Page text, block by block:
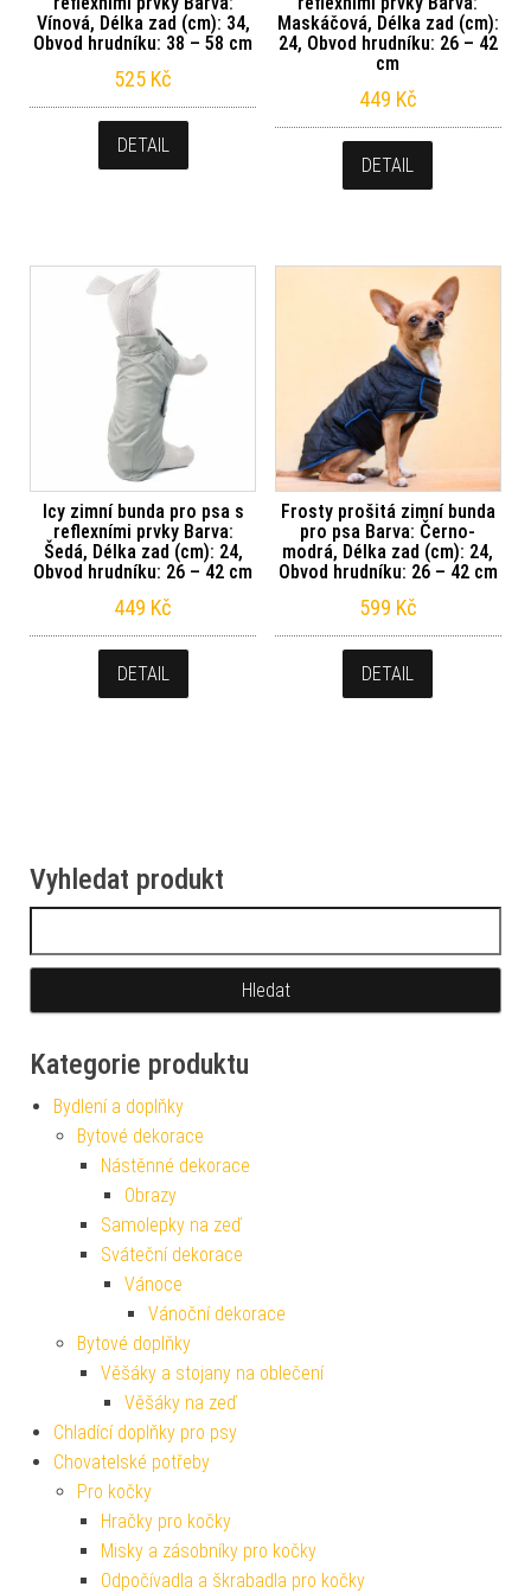
Vínová, Délka zad (cm): 34,
Obvod hrudníku: 38 – 58 cm
525 Kč
DETAIL
Maskáčová, Délka zad (cm):
24, Obvod hrudníku: 26 – 42
cm
449 Kč
DETAIL
Icy zimní bunda pro psa s
reflexními prvky Barva:
Šedá, Délka zad (cm): 24,
Obvod hrudníku: 26 – 42 cm
449 Kč
DETAIL
Frosty prošitá zimní bunda
pro psa Barva: Černo-
modrá, Délka zad (cm): 24,
Obvod hrudníku: 26 – 42 cm
599 Kč
DETAIL
Vyhledat produkt
Kategorie produktu
Bydlení a doplňky
Bytové dekorace
Nástěnné dekorace
Obrazy
Samolepky na zeď
Sváteční dekorace
Vánoce
Vánoční dekorace
Bytové doplňky
Věšáky a stojany na oblečení
Věšáky na zeď
Chladící doplňky pro psy
Chovatelské potřeby
Pro kočky
Hračky pro kočky
Misky a zásobníky pro kočky
Odpočívadla a škrabadla pro kočky